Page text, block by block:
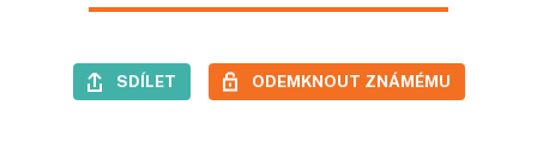
SDÍLET ODEMKNOUT ZNÁMÉMU